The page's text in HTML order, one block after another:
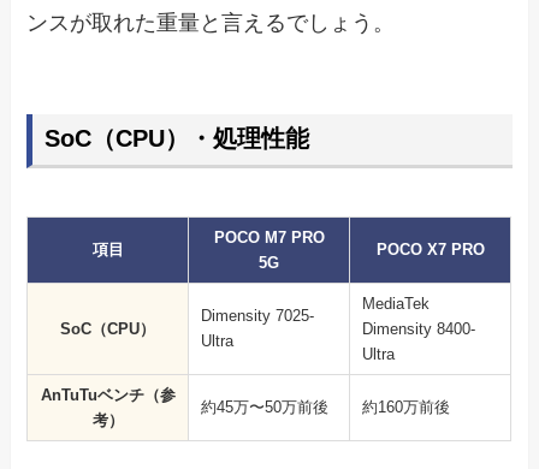
ンスが取れた重量と言えるでしょう。
SoC（CPU）・処理性能
項目
POCO M7 PRO
5G
POCO X7 PRO
SoC（CPU）
Dimensity 7025-
Ultra
MediaTek
Dimensity 8400-
Ultra
AnTuTuベンチ（参
考）
約45万〜50万前後 約160万前後